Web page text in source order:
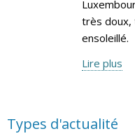
très
ensoleillé.
Lire plus
Types d'actualité